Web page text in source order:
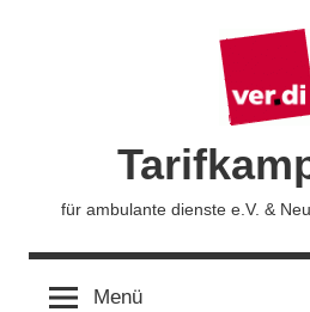
für ambulante dienste e.V. &
Menü